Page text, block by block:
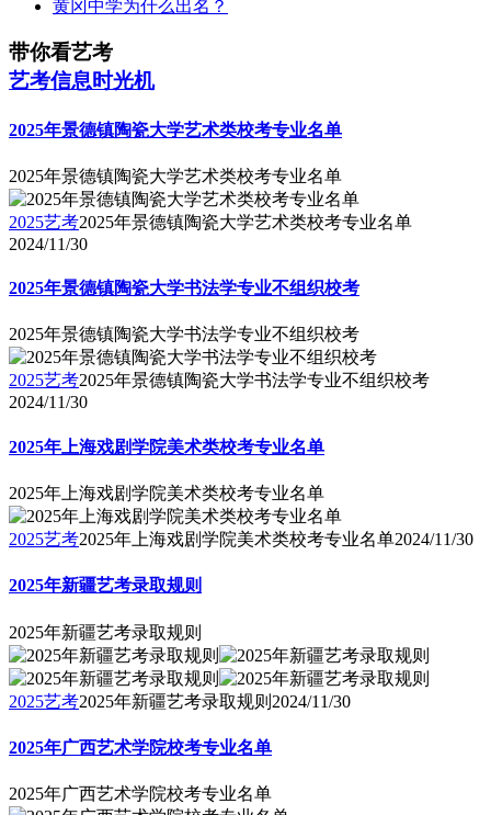
黄冈中学为什么出名？
带你看艺考
艺考信息时光机
2025年景德镇陶瓷大学艺术类校考专业名单
2025年景德镇陶瓷大学艺术类校考专业名单
2025艺考2025年景德镇陶瓷大学艺术类校考专业名单
2024/11/30
2025年景德镇陶瓷大学书法学专业不组织校考
2025年景德镇陶瓷大学书法学专业不组织校考
2025艺考2025年景德镇陶瓷大学书法学专业不组织校考
2024/11/30
2025年上海戏剧学院美术类校考专业名单
2025年上海戏剧学院美术类校考专业名单
2025艺考2025年上海戏剧学院美术类校考专业名单2024/11/30
2025年新疆艺考录取规则
2025年新疆艺考录取规则
2025艺考2025年新疆艺考录取规则 2024/11/30
2025年广西艺术学院校考专业名单
2025年广西艺术学院校考专业名单